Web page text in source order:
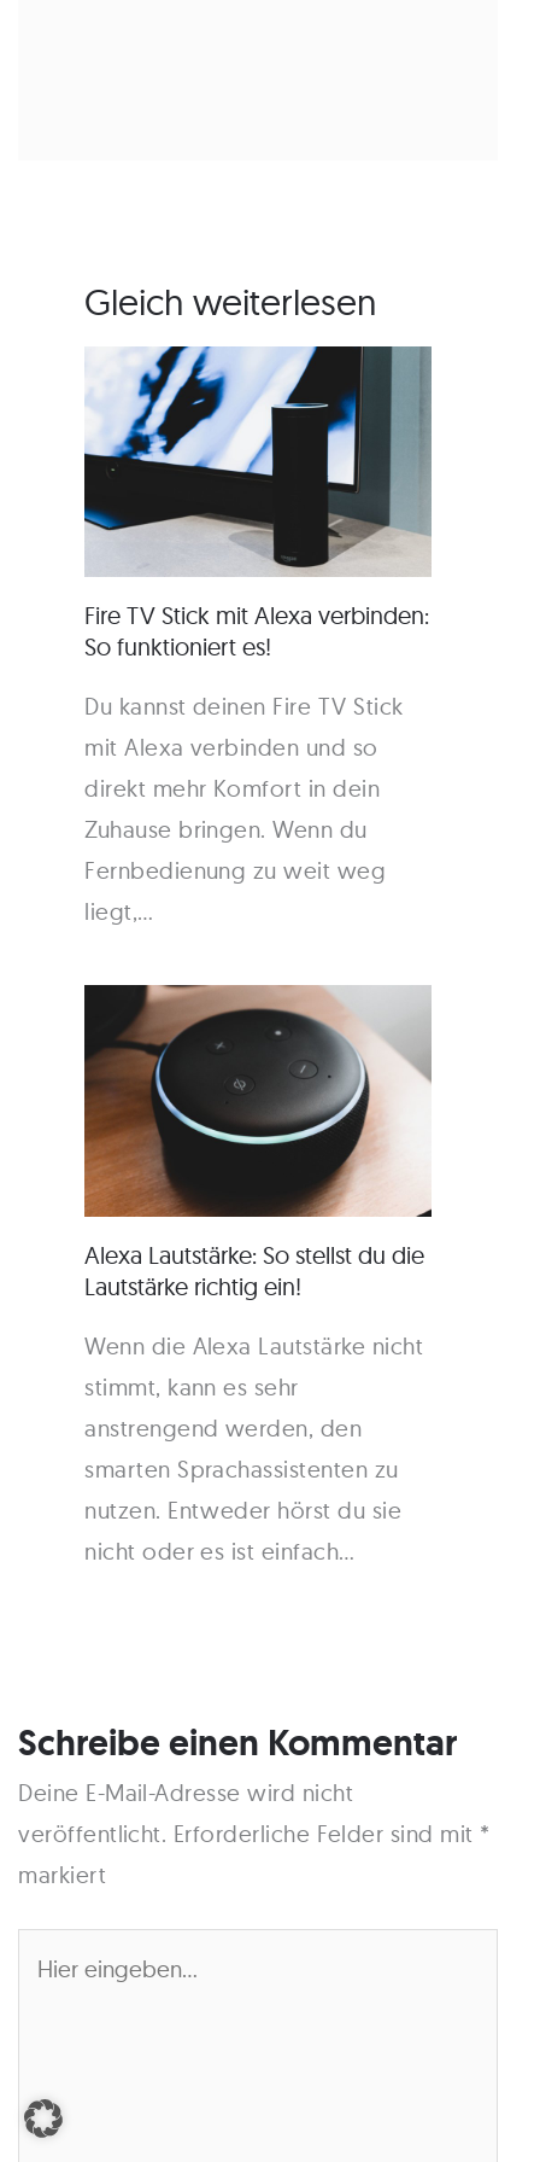
Gleich weiterlesen
Fire TV Stick mit Alexa verbinden:
So funktioniert es!
Du kannst deinen Fire TV Stick
mit Alexa verbinden und so
direkt mehr Komfort in dein
Zuhause bringen. Wenn du
Fernbedienung zu weit weg
liegt,…
Alexa Lautstärke: So stellst du die
Lautstärke richtig ein!
Wenn die Alexa Lautstärke nicht
stimmt, kann es sehr
anstrengend werden, den
smarten Sprachassistenten zu
nutzen. Entweder hörst du sie
nicht oder es ist einfach…
Schreibe einen Kommentar
Deine E-Mail-Adresse wird nicht
veröffentlicht. Erforderliche Felder sind mit *
markiert
eingeben…